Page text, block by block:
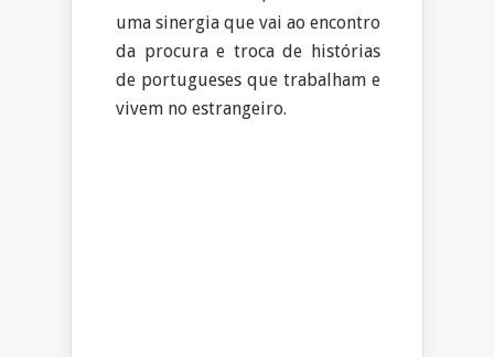
uma sinergia que vai ao encontro
da procura e troca de histórias
de portugueses que trabalham e
vivem no estrangeiro.